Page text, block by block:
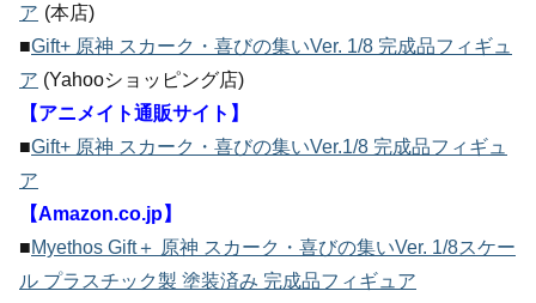
ア (本店)
■Gift+ 原神 スカーク・喜びの集いVer. 1/8 完成品フィギュ
ア (Yahooショッピング店)
【アニメイト通販サイト】
■Gift+ 原神 スカーク・喜びの集いVer.1/8 完成品フィギュ
ア
【Amazon.co.jp】
■Myethos Gift＋ 原神 スカーク・喜びの集いVer. 1/8スケー
ル プラスチック製 塗装済み 完成品フィギュア